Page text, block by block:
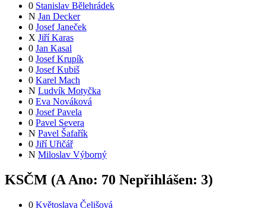
0 Stanislav Bělehrádek
N Jan Decker
0 Josef Janeček
X Jiří Karas
0 Jan Kasal
0 Josef Krupík
0 Josef Kubiš
0 Karel Mach
N Ludvík Motyčka
0 Eva Nováková
0 Josef Pavela
0 Pavel Severa
N Pavel Šafařík
0 Jiří Uřičář
N Miloslav Výborný
KSČM (AAno: 70 Nepřihlášen: 3)
0 Květoslava Čelišová